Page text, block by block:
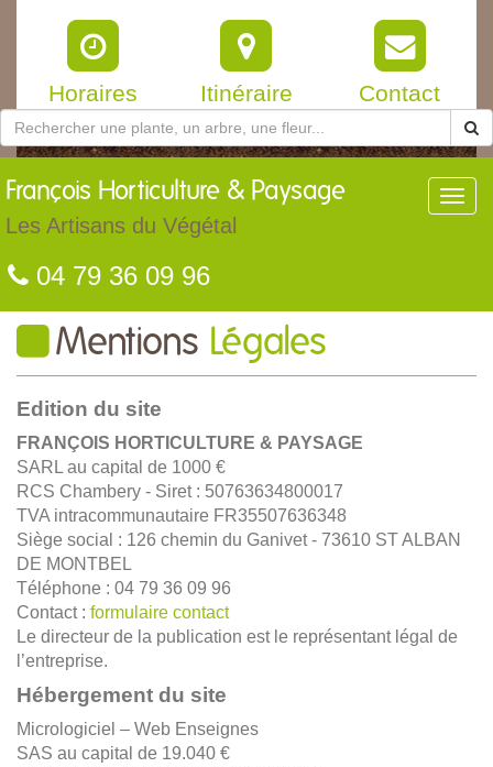
Horaires Itinéraire Contact
François Horticulture & Paysage
Les Artisans du Végétal
04 79 36 09 96
Mentions Légales
Edition du site
FRANÇOIS HORTICULTURE & PAYSAGE
SARL au capital de 1000 €
RCS Chambery - Siret : 50763634800017
TVA intracommunautaire FR35507636348
Siège social : 126 chemin du Ganivet - 73610 ST ALBAN
DE MONTBEL
Téléphone : 04 79 36 09 96
Contact : formulaire contact
Le directeur de la publication est le représentant légal de
l’entreprise.
Hébergement du site
Micrologiciel – Web Enseignes
SAS au capital de 19.040 €